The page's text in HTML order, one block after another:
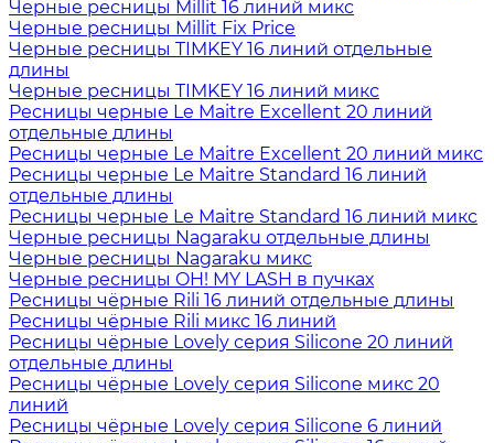
Черные ресницы Millit 16 линий микс
Черные ресницы Millit Fix Price
Черные ресницы TIMKEY 16 линий отдельные
длины
Черные ресницы TIMKEY 16 линий микс
Ресницы черные Le Maitre Excellent 20 линий
отдельные длины
Ресницы черные Le Maitre Excellent 20 линий микс
Ресницы черные Le Maitre Standard 16 линий
отдельные длины
Ресницы черные Le Maitre Standard 16 линий микс
Черные ресницы Nagaraku отдельные длины
Черные ресницы Nagaraku микс
Черные ресницы OH! MY LASH в пучках
Ресницы чёрные Rili 16 линий отдельные длины
Ресницы чёрные Rili микс 16 линий
Ресницы чёрные Lovely серия Silicone 20 линий
отдельные длины
Ресницы чёрные Lovely серия Silicone микс 20
линий
Ресницы чёрные Lovely серия Silicone 6 линий